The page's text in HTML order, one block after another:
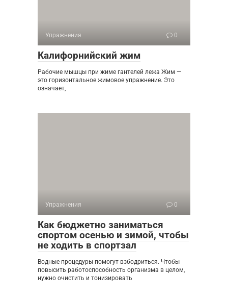
Упражнения 0
Калифорнийский жим
Рабочие мышцы при жиме гантелей лежа Жим —
это горизонтальное жимовое упражнение. Это
означает,
Упражнения 0
Как бюджетно заниматься
спортом осенью и зимой, чтобы
не ходить в спортзал
Водные процедуры помогут взбодриться. Чтобы
повысить работоспособность организма в целом,
нужно очистить и тонизировать